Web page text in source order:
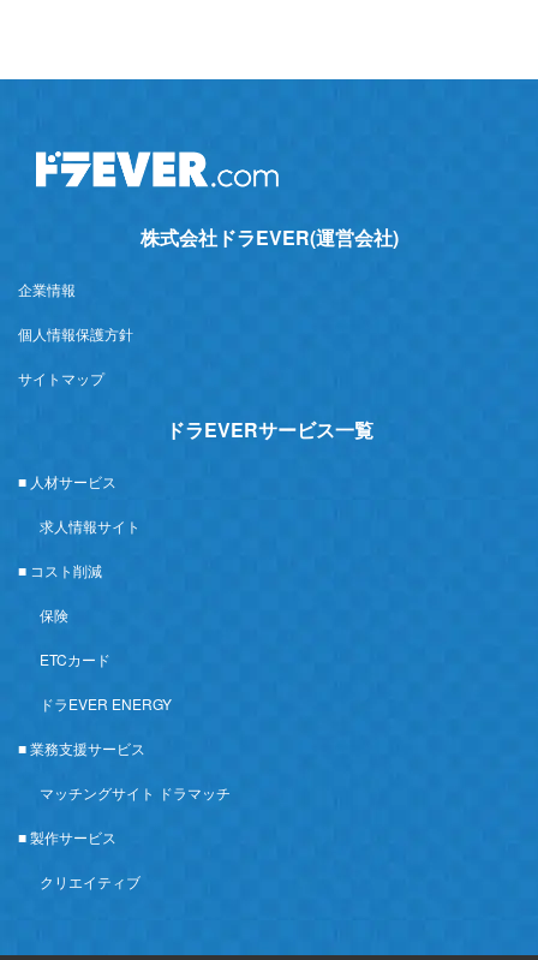
株式会社ドラEVER(運営会社)
企業情報
個人情報保護方針
サイトマップ
ドラEVERサービス一覧
■ 人材サービス
求人情報サイト
■ コスト削減
保険
ETCカード
ドラEVER ENERGY
■ 業務支援サービス
マッチングサイト ドラマッチ
■ 製作サービス
クリエイティブ